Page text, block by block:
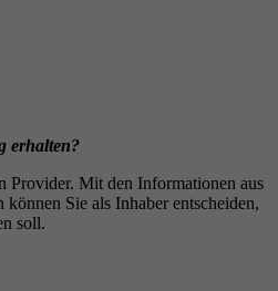
erhalten?
Provider. Mit den Informationen aus
Sie als Inhaber entscheiden,
soll.